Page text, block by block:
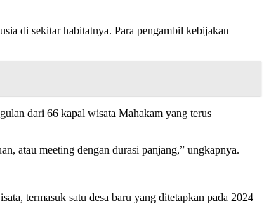
di sekitar habitatnya. Para pengambil kebijakan
dari 66 kapal wisata Mahakam yang terus
atau meeting dengan durasi panjang,” ungkapnya.
termasuk satu desa baru yang ditetapkan pada 2024